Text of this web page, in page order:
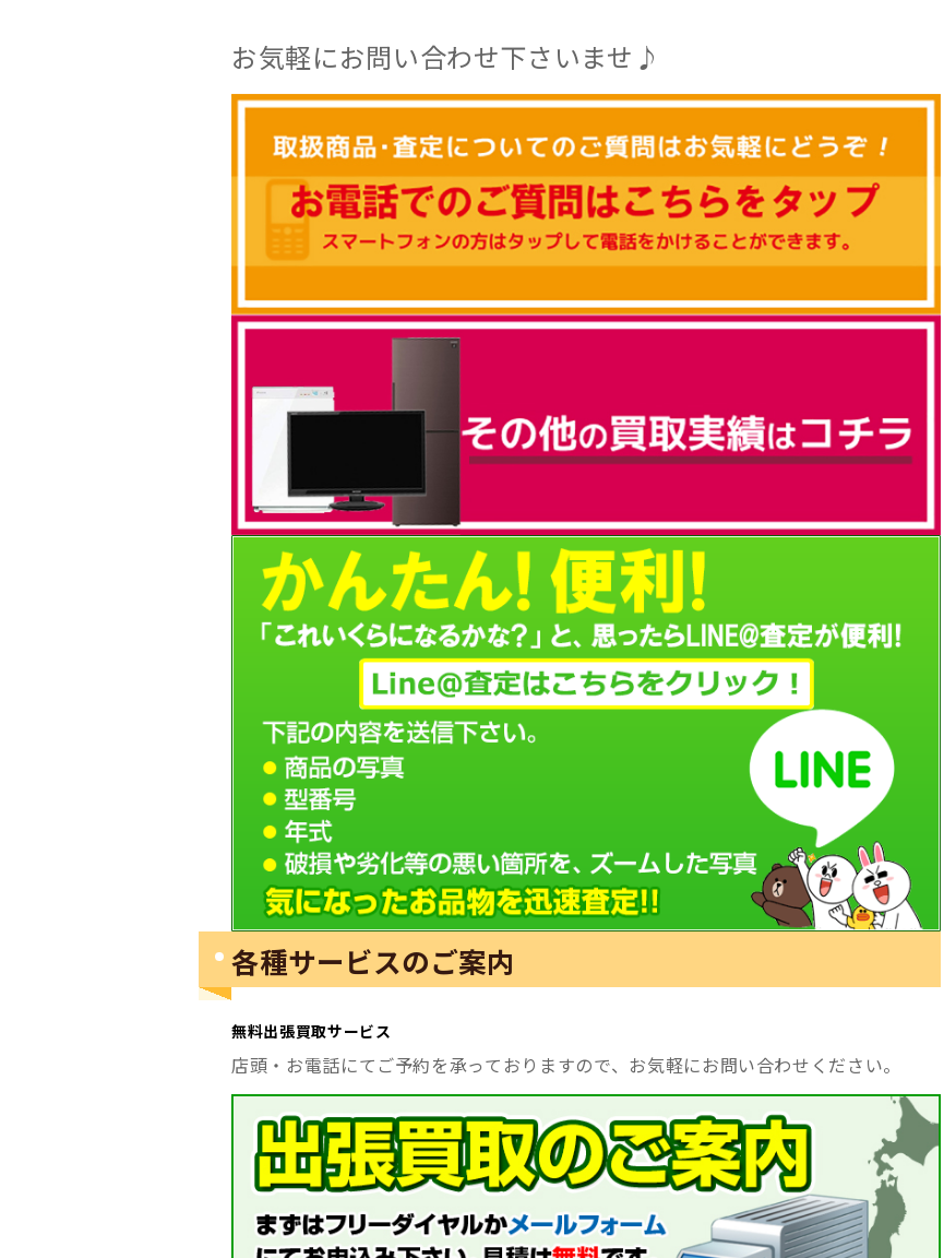
お気軽にお問い合わせ下さいませ♪
各種サービスのご案内
無料出張買取サービス
店頭・お電話にてご予約を承っておりますので、お気軽にお問い合わせください。